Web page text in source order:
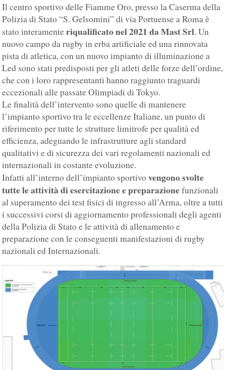
Il centro sportivo delle Fiamme Oro, presso la Caserma della
Polizia di Stato “S. Gelsomini” di via Portuense a Roma è
stato interamenteriqualificato nel 2021 da Mast Srl. Un
nuovo campo da rugby in erba artificiale ed una rinnovata
pista di atletica, con un nuovo impianto di illuminazione a
Led sono stati predisposti per gli atleti delle forze dell’ordine,
che con i loro rappresentanti hanno raggiunto traguardi
eccezionali alle passate Olimpiadi di Tokyo.
Le finalità dell’intervento sono quelle di mantenere
l’impianto sportivo tra le eccellenze Italiane, un punto di
riferimento per tutte le strutture limitrofe per qualità ed
efficienza, adeguando le infrastrutture agli standard
qualitativi e di sicurezza dei vari regolamenti nazionali ed
internazionali in costante evoluzione.
Infatti all’interno dell’impianto sportivovengono svolte
tutte le attività di esercitazione e preparazionefunzionali
al superamento dei test fisici di ingresso all’Arma, oltre a tutti
i successivi corsi di aggiornamento professionali degli agenti
della Polizia di Stato e le attività di allenamento e
preparazione con le conseguenti manifestazioni di rugby
nazionali ed Internazionali.